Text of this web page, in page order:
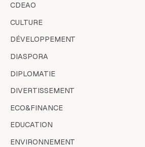
CDEAO
CULTURE
DÉVELOPPEMENT
DIASPORA
DIPLOMATIE
DIVERTISSEMENT
ECO&FINANCE
EDUCATION
ENVIRONNEMENT